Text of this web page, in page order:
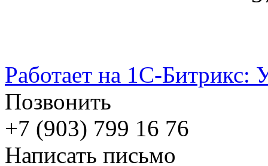
Работает на 1С-Битрикс:
Позвонить
+7 (903) 799 16 76
Написать письмо